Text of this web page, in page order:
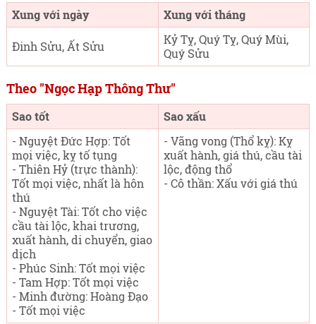
Xung với ngày Xung với tháng
Đinh Sửu, Ất Sửu
Kỷ Tỵ, Quý Tỵ, Quý Mùi,
Quý Sửu
Theo "Ngọc Hạp Thông Thư"
Sao tốt
Sao xấu
- Nguyệt Đức Hợp: Tốt
mọi việc, kỵ tố tụng
- Thiên Hỷ (trực thành):
Tốt mọi việc, nhất là hôn
thú
- Nguyệt Tài: Tốt cho việc
cầu tài lộc, khai trương,
xuất hành, di chuyển, giao
dịch
- Phúc Sinh: Tốt mọi việc
- Tam Hợp: Tốt mọi việc
- Minh đường: Hoàng Đạo
- Tốt mọi việc
- Vãng vong (Thổ kỵ): Kỵ
xuất hành, giá thú, cầu tài
lộc, động thổ
- Cô thần: Xấu với giá thú